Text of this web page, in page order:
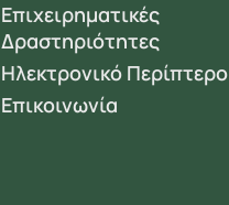
Επιχειρηματικές
Δραστηριότητες
Ηλεκτρονικό Περίπτερο
Επικοινωνία